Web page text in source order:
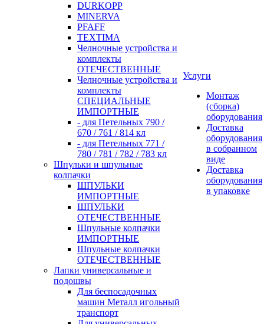
DURKOPP
MINERVA
PFAFF
TEXTIMA
Челночные устройства и
комплекты
ОТЕЧЕСТВЕННЫЕ
Челночные устройства и
комплекты
СПЕЦИАЛЬНЫЕ
ИМПОРТНЫЕ
- для Петельных 790 /
670 / 761 / 814 кл
- для Петельных 771 /
780 / 781 / 782 / 783 кл
Шпульки и шпульные
колпачки
ШПУЛЬКИ
ИМПОРТНЫЕ
ШПУЛЬКИ
ОТЕЧЕСТВЕННЫЕ
Шпульные колпачки
ИМПОРТНЫЕ
Шпульные колпачки
ОТЕЧЕСТВЕННЫЕ
Лапки универсальные и
подошвы
Для беспосадочных
машин Металл игольный
транспорт
Услуги
Монтаж
(сборка)
оборудования
Доставка
оборудования
в собранном
виде
Доставка
оборудования
в упаковке